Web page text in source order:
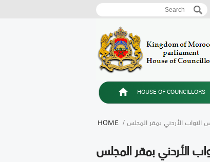
Search form
Search
HOUSE OF COUNCILLORS
HOME الأردني بمقر المجلس
الأردني بمقر المجلس